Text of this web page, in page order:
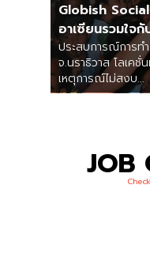
Globish
อาเซียนรวมใจ
ประสบการณ์การท
จ.นราธิวาส โลเคชั่
เหตุการณ์ไม่สงบ...
JOB